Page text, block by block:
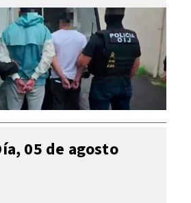
05 de agosto